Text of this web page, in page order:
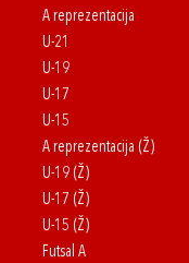
A reprezentacija
U-21
U-19
U-17
U-15
A reprezentacija (Ž)
U-19 (Ž)
U-17 (Ž)
U-15 (Ž)
Futsal A